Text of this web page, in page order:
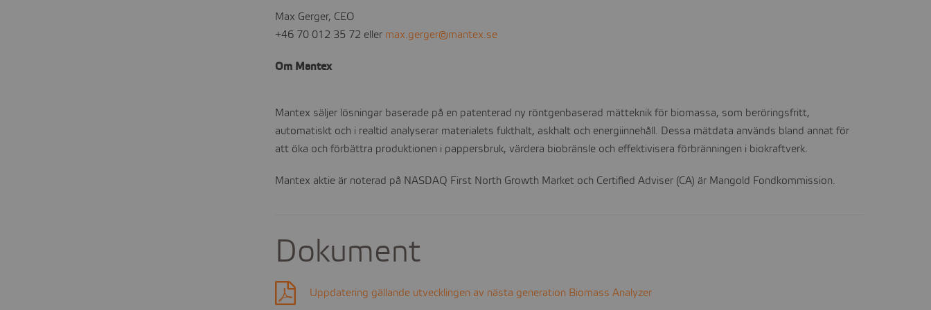
Max Gerger, CEO
+46 70 012 35 72 eller max.gerger@mantex.se
Om Mantex
Mantex säljer lösningar baserade på en patenterad ny röntgenbaserad mätteknik för biomassa, som beröringsfritt,
automatiskt och i realtid analyserar materialets fukthalt, askhalt och energiinnehåll. Dessa mätdata används bland annat för
att öka och förbättra produktionen i pappersbruk, värdera biobränsle och effektivisera förbränningen i biokraftverk.
Mantex aktie är noterad på NASDAQ First North Growth Market och Certified Adviser (CA) är Mangold Fondkommission.
Dokument
Uppdatering gällande utvecklingen av nästa generation Biomass Analyzer